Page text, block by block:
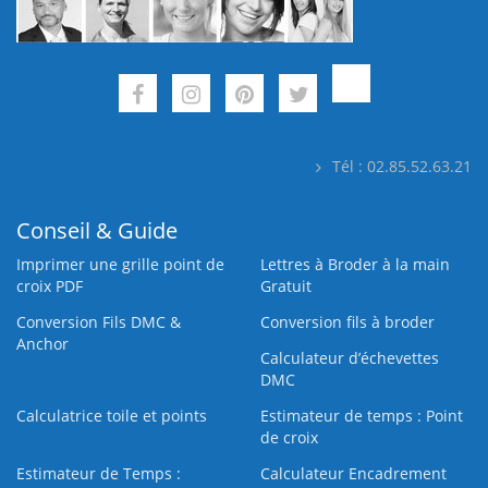
Tél : 02.85.52.63.21
Conseil & Guide
Imprimer une grille point de
croix PDF
Lettres à Broder à la main
Gratuit
Conversion Fils DMC &
Anchor
Conversion fils à broder
Calculateur d’échevettes
DMC
Calculatrice toile et points
Estimateur de temps : Point
de croix
Estimateur de Temps :
Calculateur Encadrement